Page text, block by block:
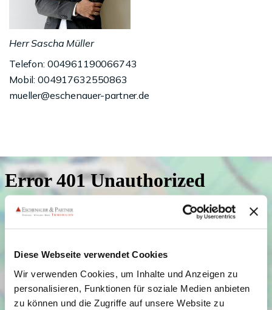
Diese Webseite verwendet Cookies
Wir verwenden Cookies, um Inhalte und Anzeigen zu
personalisieren, Funktionen für soziale Medien anbieten
zu können und die Zugriffe auf unsere Website zu
Herr Sascha Müller
Telefon: 004961190066743
Mobil: 004917632550863
mueller@eschenauer-partner.de